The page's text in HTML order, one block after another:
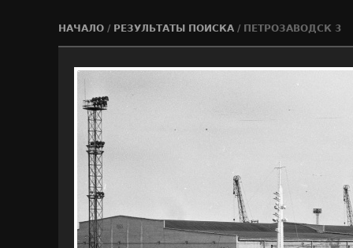
НАЧАЛО/ РЕЗУЛЬТАТЫ ПОИСКА/ ПЕТРОЗАВОДСК 3